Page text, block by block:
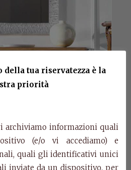
della tua riservatezza è la
priorità
informazioni quali
(e/o vi accediamo) e
quali gli identificativi unici
inviate da un dispositivo, per